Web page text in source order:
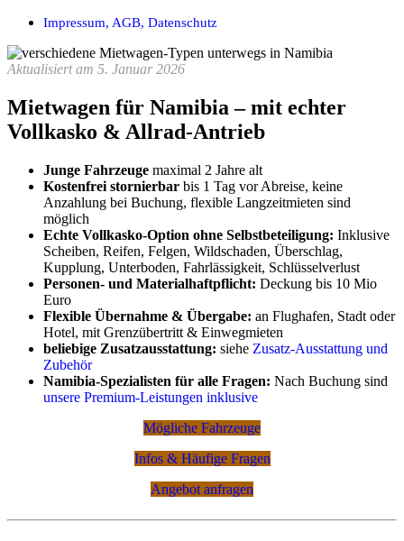
Impressum, AGB, Datenschutz
Aktualisiert am 5. Januar 2026
Mietwagen für Namibia – mit echter
Vollkasko & Allrad-Antrieb
Junge Fahrzeuge maximal 2 Jahre alt
Kostenfrei stornierbar bis 1 Tag vor Abreise, keine
Anzahlung bei Buchung, flexible Langzeitmieten sind
möglich
Echte Vollkasko-Option ohne Selbstbeteiligung: Inklusive
Scheiben, Reifen, Felgen, Wildschaden, Überschlag,
Kupplung, Unterboden, Fahrlässigkeit, Schlüsselverlust
Personen- und Materialhaftpflicht: Deckung bis 10 Mio
Euro
Flexible Übernahme & Übergabe: an Flughafen, Stadt oder
Hotel, mit Grenzübertritt & Einwegmieten
beliebige Zusatzausstattung: siehe Zusatz-Ausstattung und
Zubehör
Namibia-Spezialisten für alle Fragen: Nach Buchung sind
unsere Premium-Leistungen inklusive
Mögliche Fahrzeuge
Infos & Häufige Fragen
Angebot anfragen